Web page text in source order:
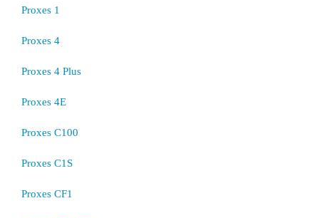
Proxes 1
Proxes 4
Proxes 4 Plus
Proxes 4E
Proxes C100
Proxes C1S
Proxes CF1